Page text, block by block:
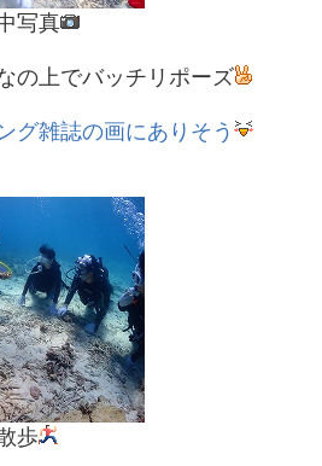
写真
の上でバッチリポーズ
グ雑誌の画にありそう
歩